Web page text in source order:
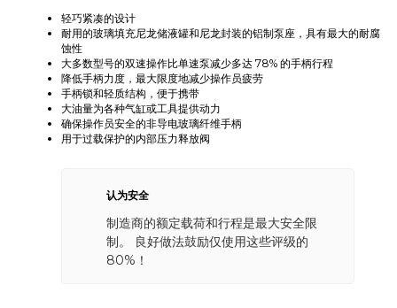
轻巧紧凑的设计
耐用的玻璃填充尼龙储液罐和尼龙封装的铝制泵座，具有最大的耐腐
蚀性
大多数型号的双速操作比单速泵减少多达 78% 的手柄行程
降低手柄力度，最大限度地减少操作员疲劳
手柄锁和轻质结构，便于携带
大油量为各种气缸或工具提供动力
确保操作员安全的非导电玻璃纤维手柄
用于过载保护的内部压力释放阀
认为安全
制造商的额定载荷和行程是最大安全限
制。 良好做法鼓励仅使用这些评级的
80%！